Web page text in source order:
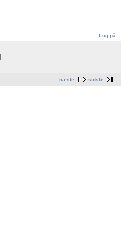
Log på
næste sidste